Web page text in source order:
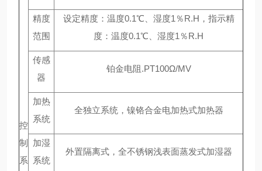
控
制
系
精度
范围
设定精度：温度0.1℃、湿度1％R.H，指示精
度：温度0.1℃、湿度1％R.H
传感
器
铂金电阻.PT100Ω/MV
加热
系统
全独立系统，镍铬合金电加热式加热器
加湿
系统
外置隔离式，全不锈钢浅表面蒸发式加湿器